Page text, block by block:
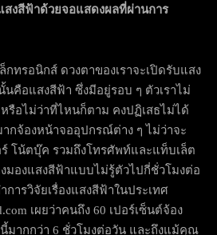
สงสีฟ้าด้วยจอแสดงผลที่ผ่านการ
ทรอนิกส์ ดวงตาของเราจะเปิดรับแสง
นคือแสงสีฟ้า ซึ่งมีอยู่รอบ ๆ ตัวเราไม่
รือไม่ว่าที่ไหนก็ตาม คงปฏิเสธไม่ได้
ากจ้องหน้าจออุปกรณ์ต่าง ๆ ไม่ว่าจะ
โน้ตบุ๊ค รวมถึงโทรศัพท์และแท็บเล็ต
มองแสงสีฟ้าแบบไม่รู้ตัวไปกี่ชั่วโมงต่อ
การวิจัยเรื่องแสงสีฟ้าในประเทศ
เผยว่าคนถึง 60 เปอร์เซ็นต์จ้อง
มากกว่า 6 ชั่วโมงต่อวัน และถึงแม้คุณ